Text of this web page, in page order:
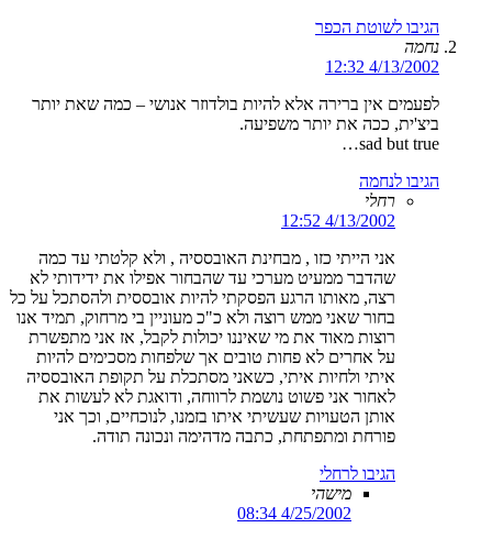
הגיבו לשוטת הכפר
נחמה
4/13/2002 12:32
לפעמים אין ברירה אלא להיות בולדוזר אנושי – כמה שאת יותר
ביצ'ית, ככה את יותר משפיעה.
sad but true…
הגיבו לנחמה
רחלי
4/13/2002 12:52
אני הייתי כזו , מבחינת האובססיה , ולא קלטתי עד כמה
שהדבר ממעיט מערכי עד שהבחור אפילו את ידידותי לא
רצה, מאותו הרגע הפסקתי להיות אובססית ולהסתכל על כל
בחור שאני ממש רוצה ולא כ"כ מעוניין בי מרחוק, תמיד אנו
רוצות מאוד את מי שאיננו יכולות לקבל, אז אני מתפשרת
על אחרים לא פחות טובים אך שלפחות מסכימים להיות
איתי ולחיות איתי, כשאני מסתכלת על תקופת האובססיה
לאחור אני פשוט נושמת לרווחה, ודואגת לא לעשות את
אותן הטעויות שעשיתי איתו בזמנו, לנוכחיים, וכך אני
פורחת ומתפתחת, כתבה מדהימה ונכונה תודה.
הגיבו לרחלי
מישהי
4/25/2002 08:34